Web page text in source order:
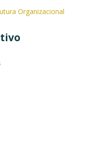
Organizacional